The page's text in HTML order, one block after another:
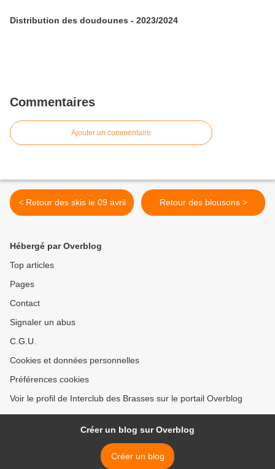
Distribution des doudounes - 2023/2024
Commentaires
Ajouter un commentaire
< Retour des skis le 09 avril Retour des blousons >
Hébergé par Overblog
Top articles
Pages
Contact
Signaler un abus
C.G.U.
Cookies et données personnelles
Préférences cookies
Voir le profil de Interclub des Brasses sur le portail Overblog
Créer un blog sur Overblog
Créer un blog